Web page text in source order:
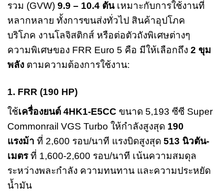
รวม (GVW) 9.9 – 10.4 ตันเหมาะกับการใช้งานที่
หลากหลาย ทั้งการขนส่งทั่วไป สินค้าอุปโภค
บริโภค งานโลจิสติกส์ หรือต่อตัวถังพิเศษต่างๆ
ความพิเศษของ FRR Euro 5 คือ มีให้เลือกถึง 2 ขุม
พลัง ตามความต้องการใช้งาน:
1. FRR (190 HP)
ใช้เครื่องยนต์ 4HK1-E5CC ขนาด 5,193 ซีซี Super
Commonrail VGS Turbo ให้กำลังสูงสุด 190
แรงม้า ที่ 2,600 รอบ/นาที แรงบิดสูงสุด 513 นิวตัน-
เมตรที่ 1,600-2,600 รอบ/นาที เน้นความสมดุล
ระหว่างพละกำลัง ความทนทาน และความประหยัด
น้ำมัน